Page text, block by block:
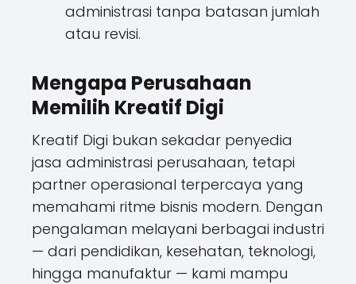
administrasi tanpa batasan jumlah
atau revisi.
Mengapa Perusahaan
Memilih Kreatif Digi
Kreatif Digi bukan sekadar penyedia
jasa administrasi perusahaan, tetapi
partner operasional terpercaya yang
memahami ritme bisnis modern. Dengan
pengalaman melayani berbagai industri
— dari pendidikan, kesehatan, teknologi,
hingga manufaktur — kami mampu